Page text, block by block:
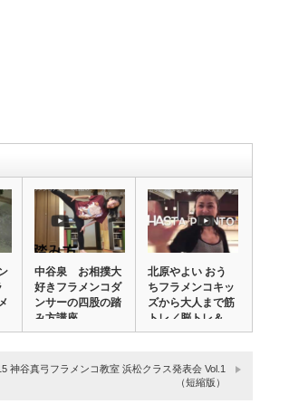
中谷泉 お相撲大
好きフラメンコダ
ンサーの四股の踏
み方講座
北原やよい おう
ちフラメンコキッ
ズから大人まで筋
トレ／脳トレ＆
ブ…
神谷真弓フラメンコ教室 浜松クラス発表会 Vol.1
（短縮版）